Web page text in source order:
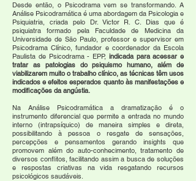
Desde então, o Psicodrama vem se transformando. A
Análise Psicodramática é uma abordagem da Psicologia e
Psiquiatria, criada pelo Dr. Victor R. C. Dias que é
psiquiatra formado pela Faculdade de Medicina da
Universidade de São Paulo, professor e supervisor em
Psicodrama Clínico, fundador e coordenador da Escola
Paulista de Psicodrama - EPP, indicada para acessar e
tratar as patologias do psiquismo humano, além de
viabilizarem muito o trabalho clínico, as técnicas têm usos
indicados e efeitos esperados quanto às manifestações e
modificações da angústia.
Na Análise Psicodramática a dramatização é o
instrumento diferencial que permite a entrada no mundo
interno (intrapsíquico) de maneira simples e direta,
possibilitando à pessoa o resgate de sensações,
percepções e pensamentos gerando insights que
promovem além do auto-conhecimento, tratamento de
diversos conflitos, facilitando assim a busca de soluções
e respostas criativas na vida resgatando recursos
psicológicos saudáveis.